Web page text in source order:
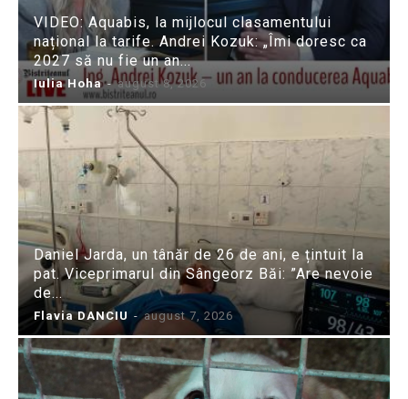
VIDEO: Aquabis, la mijlocul clasamentului
național la tarife. Andrei Kozuk: „Îmi doresc ca
2027 să nu fie un an...
Iulia Hoha - august 8, 2026
Daniel Jarda, un tânăr de 26 de ani, e țintuit la
pat. Viceprimarul din Sângeorz Băi: ”Are nevoie
de...
Flavia DANCIU - august 7, 2026